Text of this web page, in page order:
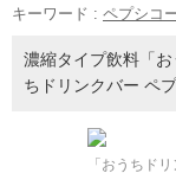
キーワード : ペプシコ
濃縮タイプ飲料「
ちドリンクバー ペ
「おうちド